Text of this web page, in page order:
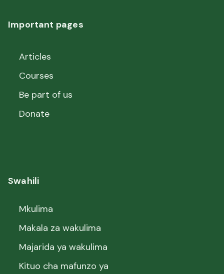
Important pages
Articles
Courses
Be part of us
Donate
Swahili
Mkulima
Makala za wakulima
Majarida ya wakulima
Kituo cha mafunzo ya